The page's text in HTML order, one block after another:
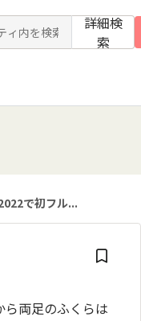
詳細検
索
で初フル...
両足のふくらは